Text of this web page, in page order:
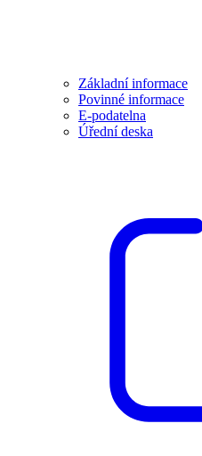
Základní informace
Povinné informace
E-podatelna
Úřední deska